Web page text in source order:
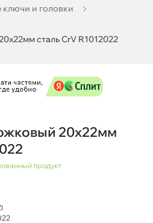
ключи и головки
сталь CrV R1012022
20х22мм
продукт
Сегодня, 08.08
Список